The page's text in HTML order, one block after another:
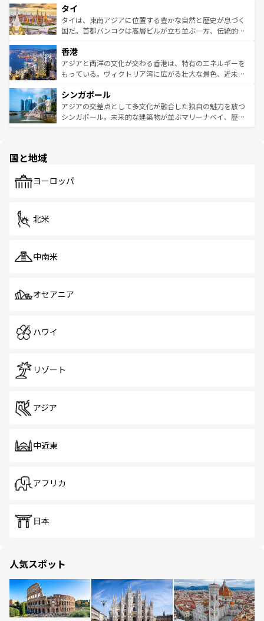
リティに包まれながら、韓国の多彩な魅力を心ゆくまで味
わってみてほしい。 なお、新着の韓国情報はコンテンツ一
覧を参照してほしい。
急速な発展と共に伝統が息づく。ハノイの古い町並みやホ
ーチミン市のフランス統治時代の建物も、独特の雰囲気を
醸し出している。また、バラエティの豊かさとおいしさで
とつ。フォーやバインミー、ベトナムコーヒーなどは、ぜ
ひ現地で味わいたい。どの地域を訪れてもあたたかい人々
が旅行者を迎えてくれるので、きっと忘れられない旅にな
参照してほしい。
タイ
タイは、東南アジアに位置する豊かな自然と歴史が息づく
国だ。首都バンコクは高層ビルが立ち並ぶ一方、伝統的な
の活気が交差している。北部ではチェンマイなどの山岳地
帯で自然と触れ合い、南部ではプーケットやクラビの美し
いビーチでリゾート気分を楽しむことができる。タイ料理
激する。気候は一年中温暖で、どの季節にも異なる楽しみ
が待っている。親しみやすいタイの人々、仏教を中心とし
た文化、そして多様な観光資源が、訪れる旅人を魅了し続
香港
アジアと西洋の文化が交わる香港は、特有のエネルギーを
もっている。ヴィクトリア湾に広がる壮大な景色、近未来
み、どこを訪れても感動するはず。観光スポットが密集し
ており、効率よく見どころを回れるのも魅力。息をのむよ
うな絶景から文化的な体験まで、香港を存分に楽しみ尽く
シンガポール
アジアの交差点として多文化が融合した独自の魅力を放つ
シンガポール。未来的な建築物が並ぶマリーナベイ、歴史
で、ホーカーズは地元の風情を楽しめる外せないスポット
国と地域
ヨーロッパ
北米
中南米
オセアニア
ハワイ
リゾート
アジア
中近東
アフリカ
日本
人気スポット